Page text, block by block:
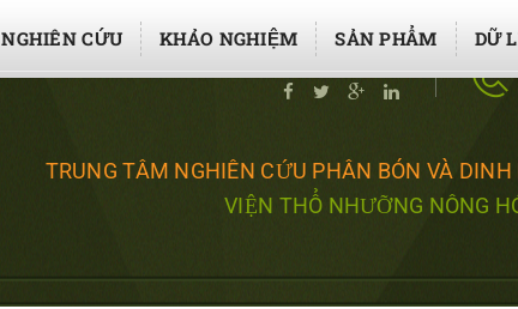
TRUNG TÂM NGHIÊN CỨU PHÂN BÓN VÀ DINH
VIỆN THỔ NHƯỠNG NÔNG
NGHIÊN CỨU KHẢO NGHIỆM SẢN PHẨM DỮ